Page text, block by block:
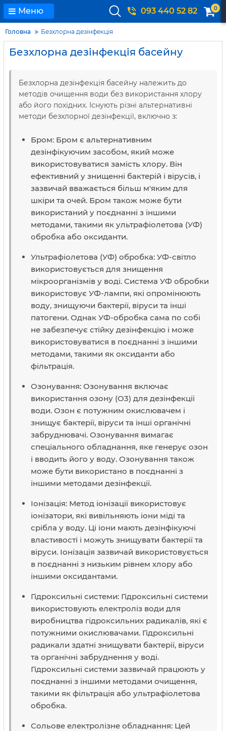
Меню 093 440 52 82 0
Головна Безхлорна дезінфекція
Безхлорна дезінфекція басейну
Безхлорна дезінфекція басейну належить до
методів очищення води без використання хлору
або його похідних. Існують різні альтернативні
методи безхлорної дезінфекції, включно з:
Бром: Бром є альтернативним
дезінфікуючим засобом, який може
використовуватися замість хлору. Він
ефективний у знищенні бактерій і вірусів, і
зазвичай вважається більш м'яким для
шкіри та очей. Бром також може бути
використаний у поєднанні з іншими
методами, такими як ультрафіолетова (УФ)
обробка або оксиданти.
Ультрафіолетова (УФ) обробка: УФ-світло
використовується для знищення
мікроорганізмів у воді. Система УФ обробки
використовує УФ-лампи, які опромінюють
воду, знищуючи бактерії, віруси та інші
патогени. Однак УФ-обробка сама по собі
не забезпечує стійку дезінфекцію і може
використовуватися в поєднанні з іншими
методами, такими як оксиданти або
фільтрація.
Озонування: Озонування включає
використання озону (O3) для дезінфекції
води. Озон є потужним окислювачем і
знищує бактерії, віруси та інші органічні
забруднювачі. Озонування вимагає
спеціального обладнання, яке генерує озон
і вводить його у воду. Озонування також
може бути використано в поєднанні з
іншими методами дезінфекції.
Іонізація: Метод іонізації використовує
іонізатори, які вивільняють іони міді та
срібла у воду. Ці іони мають дезінфікуючі
властивості і можуть знищувати бактерії та
віруси. Іонізація зазвичай використовується
в поєднанні з низьким рівнем хлору або
іншими оксидантами.
Гідроксильні системи: Гідроксильні системи
використовують електроліз води для
виробництва гідроксильних радикалів, які є
потужними окислювачами. Гідроксильні
радикали здатні знищувати бактерії, віруси
та органічні забруднення у воді.
Гідроксильні системи зазвичай працюють у
поєднанні з іншими методами очищення,
такими як фільтрація або ультрафіолетова
обробка.
Сольове електролізне обладнання: Цей